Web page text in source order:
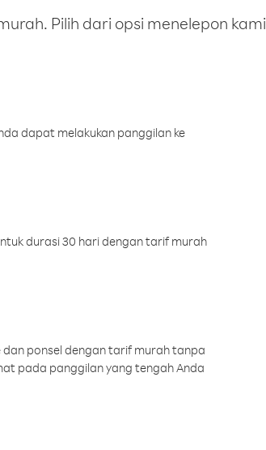
Pilih dari opsi menelepon kami
dapat melakukan panggilan ke
durasi 30 hari dengan tarif murah
dan ponsel dengan tarif murah tanpa
pada panggilan yang tengah Anda